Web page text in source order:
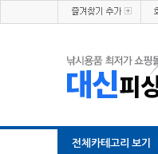
전체카테고리 보기